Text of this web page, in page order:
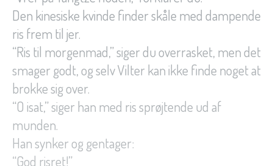
Den kinesiske kvinde finder skåle med dampende
ris frem til jer.
“Ris til morgenmad,” siger du overrasket, men det
smager godt, og selv Vilter kan ikke finde noget at
brokke sig over.
“O isat,” siger han med ris sprøjtende ud af
munden.
Han synker og gentager:
“God risret!”